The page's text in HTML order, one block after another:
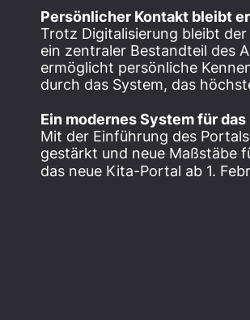
Persönlicher Kontakt bleibt
Trotz Digitalisierung bleibt
ein zentraler Bestandteil des
ermöglicht persönliche
durch das System, das
Ein modernes System für das
Mit der Einführung des
gestärkt und neue Maßstäbe
das neue Kita-Portal ab 1.